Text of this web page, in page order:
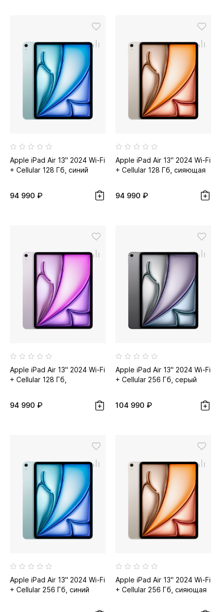
Apple iPad Air 13" 2024 Wi-Fi
+ Cellular 128 Гб, синий
94 990 ₽
Apple iPad Air 13" 2024 Wi-Fi
+ Cellular 128 Гб, сияющая
94 990 ₽
Apple iPad Air 13" 2024 Wi-Fi
+ Cellular 128 Гб,
94 990 ₽
Apple iPad Air 13" 2024 Wi-Fi
+ Cellular 256 Гб, серый
104 990 ₽
Apple iPad Air 13" 2024 Wi-Fi
+ Cellular 256 Гб, синий
Apple iPad Air 13" 2024 Wi-Fi
+ Cellular 256 Гб, сияющая